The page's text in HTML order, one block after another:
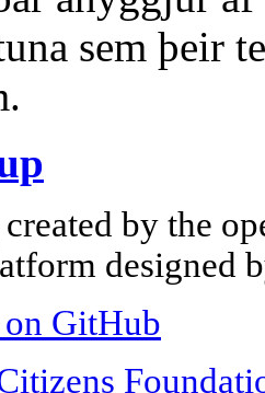
sem þeir
by the
designed
GitHub